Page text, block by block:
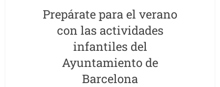
Prepárate para el verano
con las actividades
infantiles del
Ayuntamiento de
Barcelona